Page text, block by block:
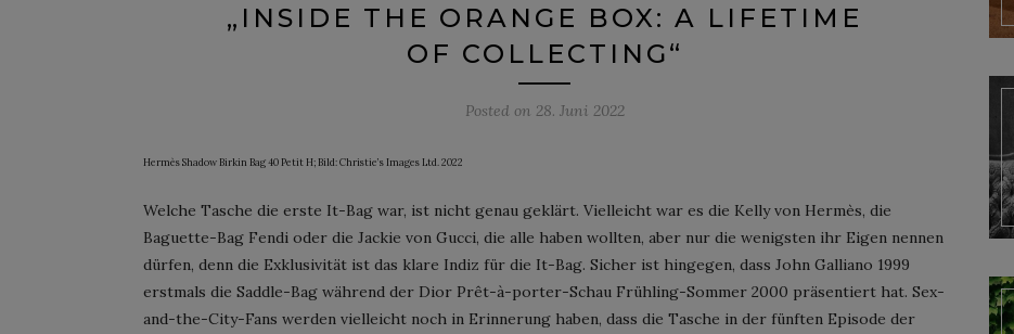
„INSIDE THE ORANGE BOX: A LIFETIME
OF COLLECTING“
Posted on 28. Juni 2022
Hermès Shadow Birkin Bag 40 Petit H; Bild: Christie’s Images Ltd. 2022
Welche Tasche die erste It-Bag war, ist nicht genau geklärt. Vielleicht war es die Kelly von Hermès, die
Baguette-Bag Fendi oder die Jackie von Gucci, die alle haben wollten, aber nur die wenigsten ihr Eigen nennen
dürfen, denn die Exklusivität ist das klare Indiz für die It-Bag. Sicher ist hingegen, dass John Galliano 1999
erstmals die Saddle-Bag während der Dior Prêt-à-porter-Schau Frühling-Sommer 2000 präsentiert hat. Sex-
and-the-City-Fans werden vielleicht noch in Erinnerung haben, dass die Tasche in der fünften Episode der